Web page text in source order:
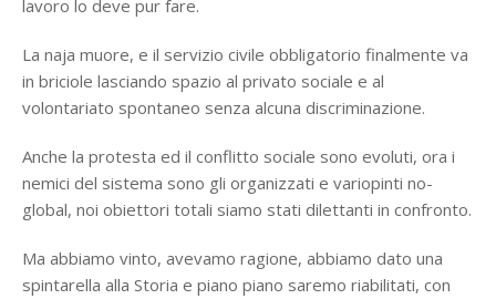
lavoro lo deve pur fare.
La naja muore, e il servizio civile obbligatorio finalmente va
in briciole lasciando spazio al privato sociale e al
volontariato spontaneo senza alcuna discriminazione.
Anche la protesta ed il conflitto sociale sono evoluti, ora i
nemici del sistema sono gli organizzati e variopinti no-
global, noi obiettori totali siamo stati dilettanti in confronto.
Ma abbiamo vinto, avevamo ragione, abbiamo dato una
spintarella alla Storia e piano piano saremo riabilitati, con